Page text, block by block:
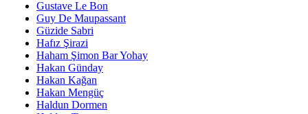
Gustave Le Bon
Guy De Maupassant
Güzide Sabri
Hafız Şirazi
Haham Şimon Bar Yohay
Hakan Günday
Hakan Kağan
Hakan Mengüç
Haldun Dormen